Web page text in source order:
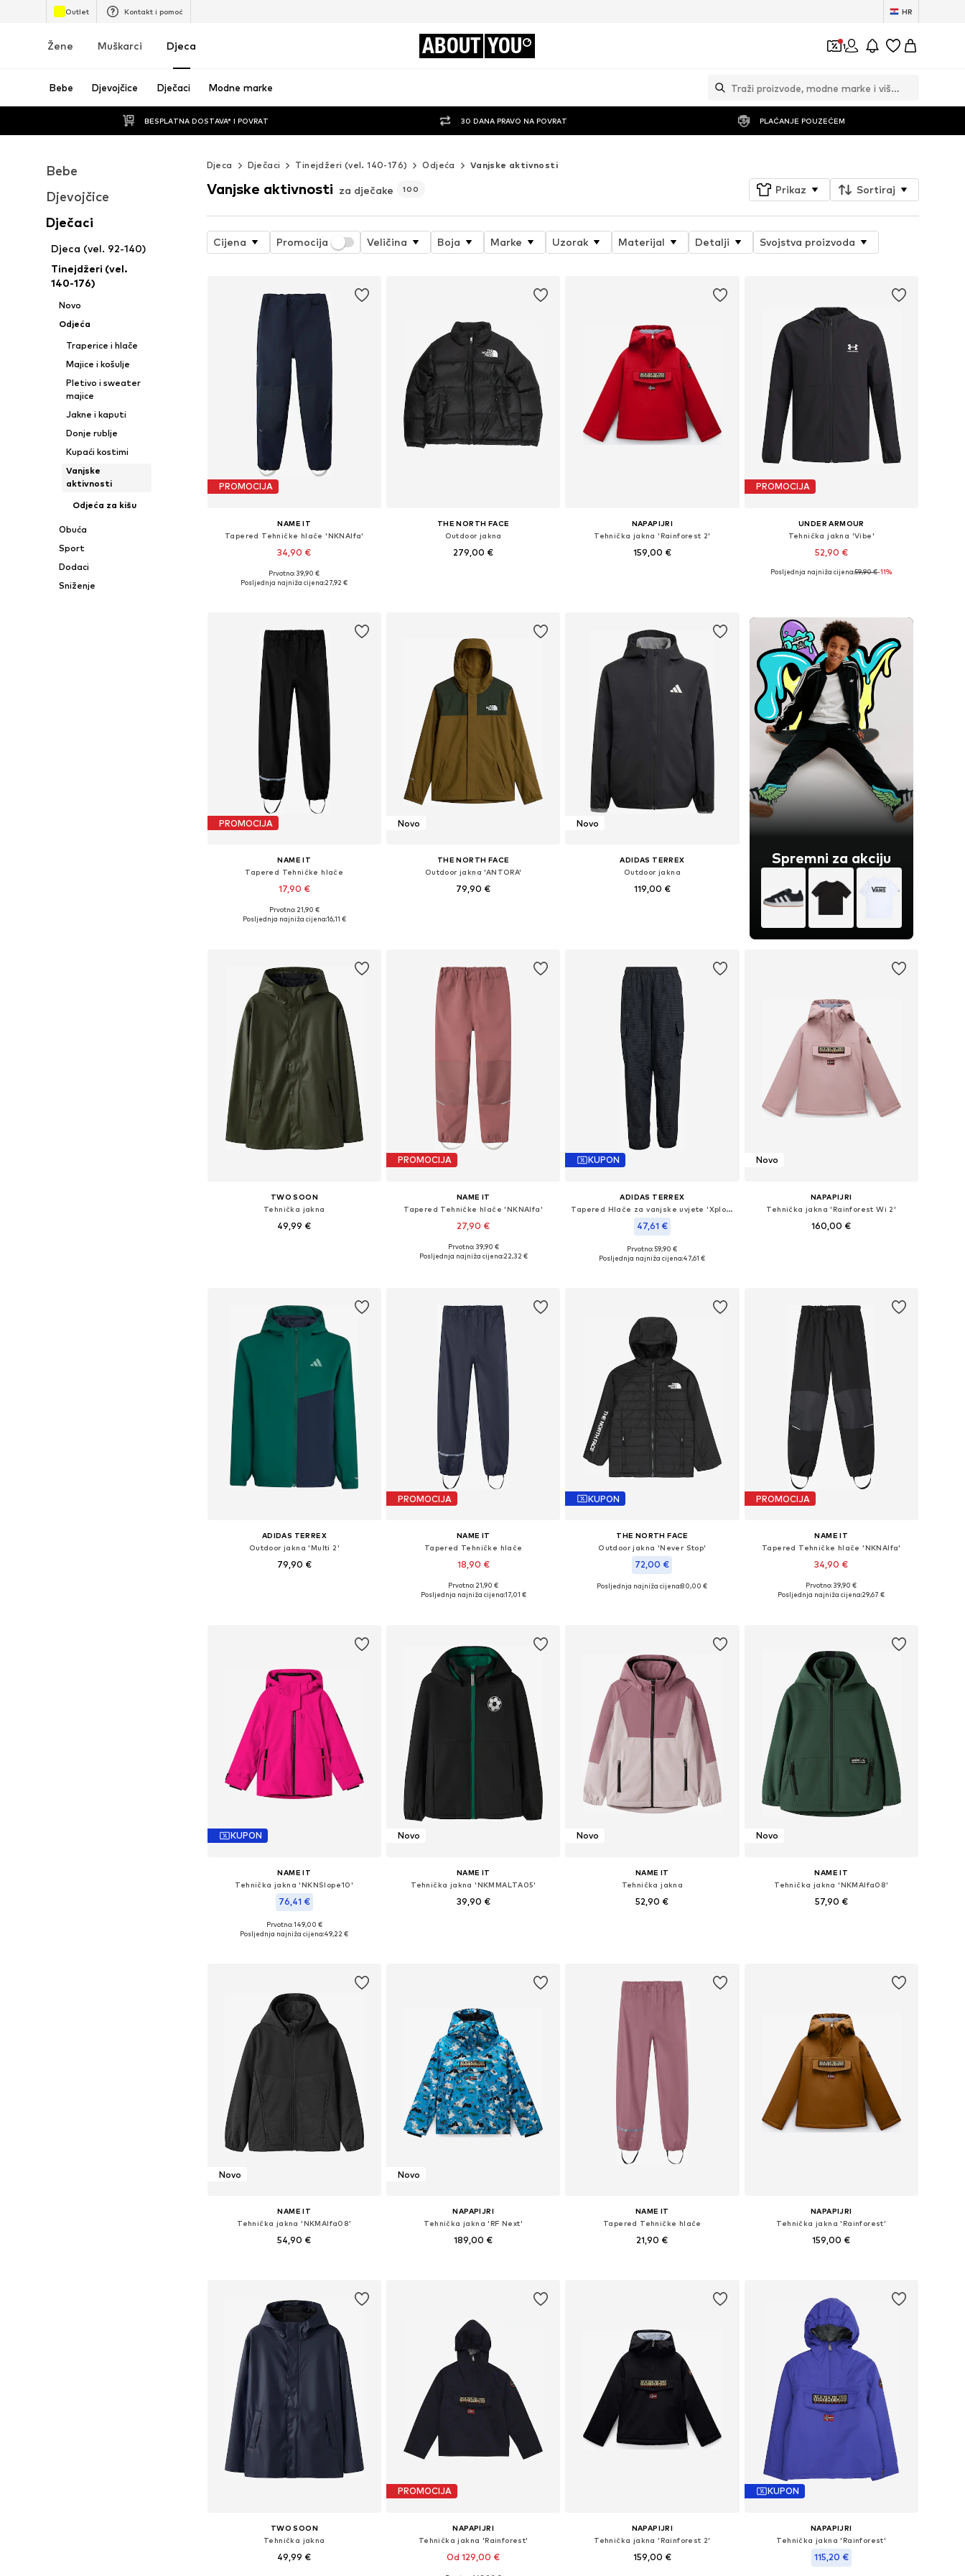
Outlet Kontakt i pomoć HR
Žene Muškarci Djeca ABOUT YOU 1
Bebe Djevojčice Dječaci Modne marke
BESPLATNA DOSTAVA* I POVRAT 30 DANA PRAVO NA POVRAT PLAĆANJE POUZEĆEM
Bebe
Djevojčice
Dječaci
Djeca (vel. 92-140)
Tinejdžeri (vel.
140-176)
Novo
Odjeća
Traperice i hlače
Majice i košulje
Pletivo i sweater
majice
Jakne i kaputi
Donje rublje
Kupaći kostimi
Vanjske
aktivnosti
Odjeća za kišu
Obuća
Sport
Dodaci
Sniženje
Djeca Dječaci Tinejdžeri (vel. 140-176) Odjeća Vanjske aktivnosti
Vanjske aktivnosti za dječake 100 Prikaz Sortiraj
Cijena Promocija Veličina Boja Marke Uzorak Materijal Detalji Svojstva proizvoda
PROMOCIJA
NAME IT
Tapered Tehničke hlače 'NKNAlfa'
34,90 €
Dostupno u više veličina
Prvotno: 39,90 €
Posljednja najniža cijena:27,92 €
THE NORTH FACE
Outdoor jakna
279,00 €
NAPAPIJRI
Tehnička jakna 'Rainforest 2'
159,00 €
PROMOCIJA
UNDER ARMOUR
Tehnička jakna 'Vibe'
52,90 €
Dostupno u više veličina
Posljednja najniža cijena:59,90 €-11%
PROMOCIJA
NAME IT
Tapered Tehničke hlače
17,90 €
Dostupno u više veličina
Prvotno: 21,90 €
Posljednja najniža cijena:16,11 €
Novo
THE NORTH FACE
Outdoor jakna 'ANTORA'
79,90 €
Novo
ADIDAS TERREX
Outdoor jakna
119,00 €
Spremni za akciju
TWO SOON
Tehnička jakna
49,99 €
PROMOCIJA
NAME IT
Tapered Tehničke hlače 'NKNAlfa'
27,90 €
Dostupno u više veličina
Prvotno: 39,90 €
Posljednja najniža cijena:22,32 €
KUPON
ADIDAS TERREX
Tapered Hlače za vanjske uvjete 'Xploric'
47,61 €
Dostupno u više veličina
Prvotno: 59,90 €
Posljednja najniža cijena:47,61 €
Novo
NAPAPIJRI
Tehnička jakna 'Rainforest Wi 2'
160,00 €
ADIDAS TERREX
Outdoor jakna 'Multi 2'
79,90 €
PROMOCIJA
NAME IT
Tapered Tehničke hlače
18,90 €
Dostupno u više veličina
Prvotno: 21,90 €
Posljednja najniža cijena:17,01 €
KUPON
THE NORTH FACE
Outdoor jakna 'Never Stop'
72,00 €
Dostupne veličine: 116-122, 155-160, 166-174
Posljednja najniža cijena:80,00 €
PROMOCIJA
NAME IT
Tapered Tehničke hlače 'NKNAlfa'
34,90 €
Dostupno u više veličina
Prvotno: 39,90 €
Posljednja najniža cijena:29,67 €
KUPON
NAME IT
Tehnička jakna 'NKNSlope10'
76,41 €
+2
Prvotno: 149,00 €
Posljednja najniža cijena:49,22 €
Novo
NAME IT
Tehnička jakna 'NKMMALTA05'
39,90 €
Novo
NAME IT
Tehnička jakna
52,90 €
Novo
NAME IT
Tehnička jakna 'NKMAlfa08'
57,90 €
Novo
NAME IT
Tehnička jakna 'NKMAlfa08'
54,90 €
Novo
NAPAPIJRI
Tehnička jakna 'RF Next'
189,00 €
NAME IT
Tapered Tehničke hlače
21,90 €
NAPAPIJRI
Tehnička jakna 'Rainforest'
159,00 €
TWO SOON
Tehnička jakna
49,99 €
PROMOCIJA
NAPAPIJRI
Tehnička jakna 'Rainforest'
Od 129,00 €
NAPAPIJRI
Tehnička jakna 'Rainforest 2'
159,00 €
KUPON
NAPAPIJRI
Tehnička jakna 'Rainforest'
115,20 €